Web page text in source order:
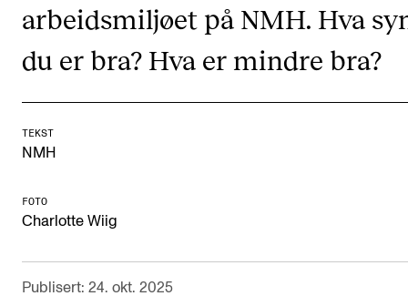
Eksamen og vitnemål
Timeplaner og undervisning
Studentenes psykososiale læringsmiljø
Om FoU på NMH
arbeidsmiljøet på NMH. Hva
du er bra? Hva er mindre bra?
TEKST
NMH
FOTO
Charlotte Wiig
Publisert: 24. okt. 2025